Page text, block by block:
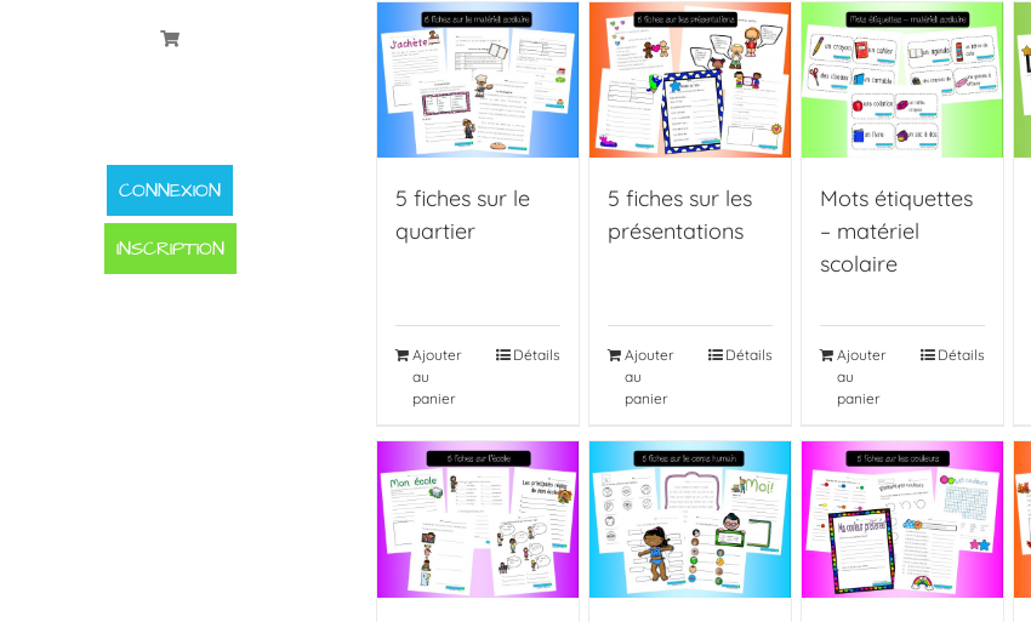
CONNEXION
INSCRIPTION
5 fiches sur le
quartier
Ajouter
au
panier
Détails
5 fiches sur les
présentations
Ajouter
au
panier
Détails
Mots étiquettes
– matériel
scolaire
Ajouter
au
panier
Détails